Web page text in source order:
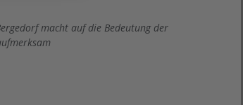
macht auf die Bedeutung der